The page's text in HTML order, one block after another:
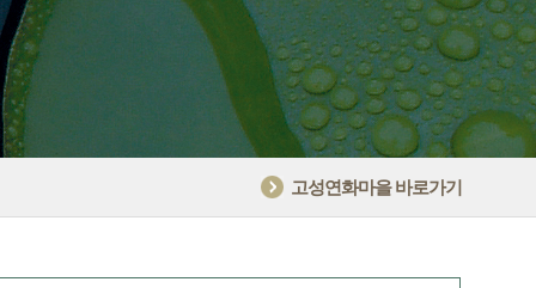
고성연화마을 바로가기